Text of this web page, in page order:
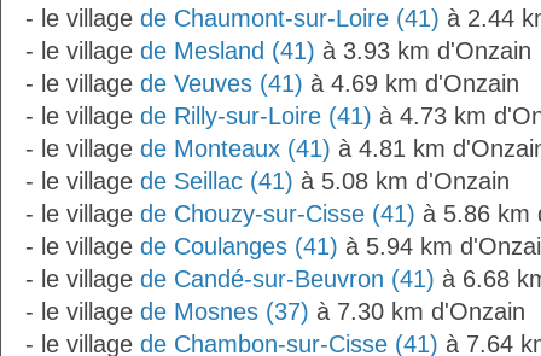
- le village de Chaumont-sur-Loire (41) à 2.44
- le village de Mesland (41) à 3.93 km d'Onzain
- le village de Veuves (41) à 4.69 km d'Onzain
- le village de Rilly-sur-Loire (41) à 4.73 km
- le village de Monteaux (41) à 4.81 km
- le village de Seillac (41) à 5.08 km d'Onzain
- le village de Chouzy-sur-Cisse (41) à 5.86 km
- le village de Coulanges (41) à 5.94 km
- le village de Candé-sur-Beuvron (41) à 6.68
- le village de Mosnes (37) à 7.30 km d'Onzain
- le village de Chambon-sur-Cisse (41) à 7.64